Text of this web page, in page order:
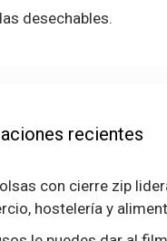
desechables.
recientes
con cierre zip
hostelería y